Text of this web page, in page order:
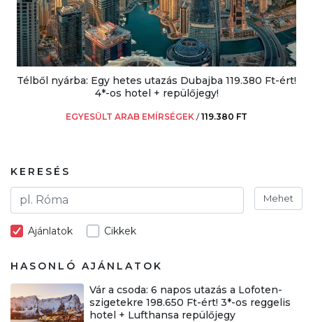
Télből nyárba: Egy hetes utazás Dubajba 119.380 Ft-ért!
4*-os hotel + repülőjegy!
EGYESÜLT ARAB EMÍRSÉGEK /119.380 FT
KERESÉS
Mehet
Ajánlatok Cikkek
HASONLÓ AJÁNLATOK
Vár a csoda: 6 napos utazás a Lofoten-
szigetekre 198.650 Ft-ért! 3*-os reggelis
hotel + Lufthansa repülőjegy